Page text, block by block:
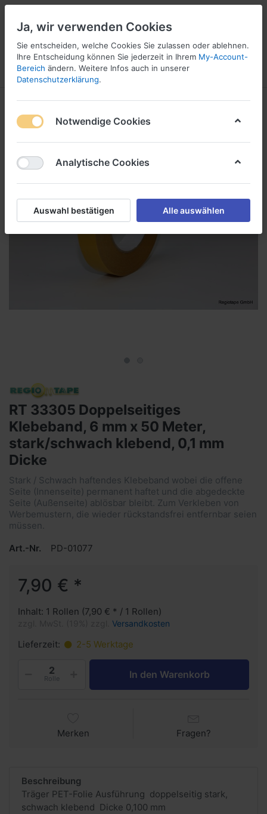
Menü Anmelden Wunschliste
1
RT 33305 Doppelseitiges
Klebeband, 6 mm x 50 Meter,
stark/schwach klebend, 0,1 mm
Dicke
Stark / Schwach haftendes Klebeband wobei die offene
Seite (Innenseite) permanent haftet und die abgedeckte
Seite (Außenseite) ablösbar bleibt. Zum Verkleben von
Werbemustern, die wieder rückstandsfrei entfernbar seien
müssen.
Art.-Nr.
PD-01077
7,90 € *
Inhalt: 1 Rollen (7,90 € * / 1 Rollen)
Versandkosten
Lieferzeit: 2-5 Werktage
Rolle In den Warenkorb
Merken Fragen?
Beschreibung
Träger PET-Folie Ausführung doppelseitig stark,
schwach klebend Dicke 0,100 mm
Ja, wir verwenden Cookies
Sie entscheiden, welche Cookies Sie zulassen oder ablehnen.
Ihre Entscheidung können Sie jederzeit in Ihrem My-Account-
Bereich ändern. Weitere Infos auch in unserer
Datenschutzerklärung.
Notwendige Cookies
Analytische Cookies
Auswahl bestätigen Alle auswählen